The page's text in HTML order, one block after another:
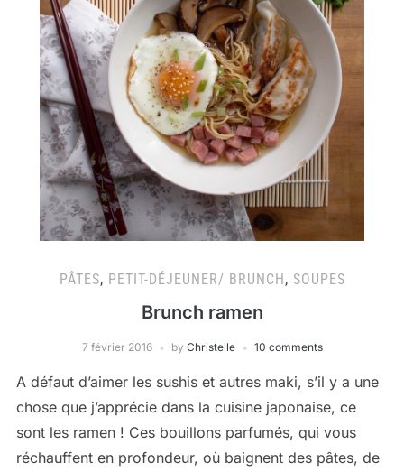
PÂTES, PETIT-DÉJEUNER/ BRUNCH, SOUPES
Brunch ramen
7 février 2016 by Christelle 10 comments
A défaut d’aimer les sushis et autres maki, s’il y a une
chose que j’apprécie dans la cuisine japonaise, ce
sont les ramen ! Ces bouillons parfumés, qui vous
réchauffent en profondeur, où baignent des pâtes, de